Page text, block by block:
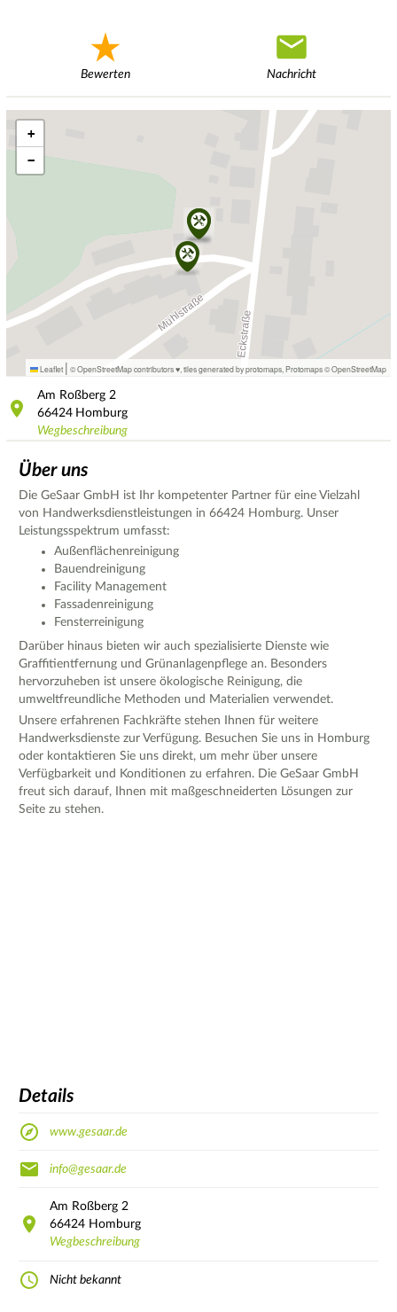
Bewerten Nachricht
+
−
Leaflet | © OpenStreetMap contributors ♥, tiles generated by protomaps Protomaps©OpenStreetMap
Am Roßberg 2
66424 Homburg
Wegbeschreibung
Über uns
Die GeSaar GmbH ist Ihr kompetenter Partner für eine Vielzahl
von Handwerksdienstleistungen in 66424 Homburg. Unser
Leistungsspektrum umfasst:
Außenflächenreinigung
Bauendreinigung
Facility Management
Fassadenreinigung
Fensterreinigung
Darüber hinaus bieten wir auch spezialisierte Dienste wie
Graffitientfernung und Grünanlagenpflege an. Besonders
hervorzuheben ist unsere ökologische Reinigung, die
umweltfreundliche Methoden und Materialien verwendet.
Unsere erfahrenen Fachkräfte stehen Ihnen für weitere
Handwerksdienste zur Verfügung. Besuchen Sie uns in Homburg
oder kontaktieren Sie uns direkt, um mehr über unsere
Verfügbarkeit und Konditionen zu erfahren. Die GeSaar GmbH
freut sich darauf, Ihnen mit maßgeschneiderten Lösungen zur
Seite zu stehen.
Details
www.gesaar.de
info@gesaar.de
Am Roßberg 2
66424 Homburg
Wegbeschreibung
Nicht bekannt